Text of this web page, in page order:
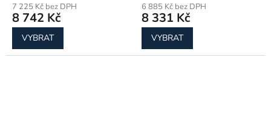
7 225 Kč bez DPH
8 742 Kč
VYBRAT
6 885 Kč bez DPH
8 331 Kč
VYBRAT